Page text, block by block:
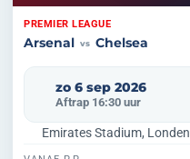
PREMIER LEAGUE
Arsenal vs Chelsea
zo 6 sep 2026
Aftrap 16:30 uur
Emirates Stadium, Londen